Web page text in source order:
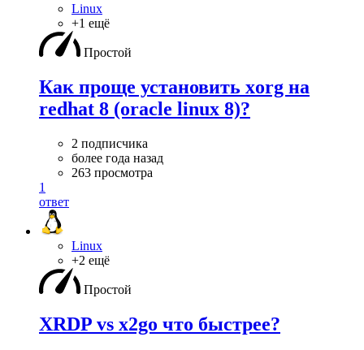
Linux
+1 ещё
Простой
Как проще установить xorg на
redhat 8 (oracle linux 8)?
2 подписчика
более года назад
263 просмотра
1
ответ
Linux
+2 ещё
Простой
XRDP vs x2go что быстрее?